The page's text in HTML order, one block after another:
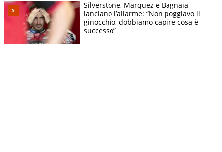
Silverstone, Marquez e Bagnaia
lanciano l’allarme: “Non poggiavo il
ginocchio, dobbiamo capire cosa è
successo”